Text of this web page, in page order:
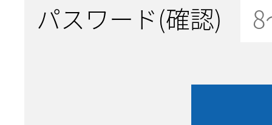
パスワード(確認)